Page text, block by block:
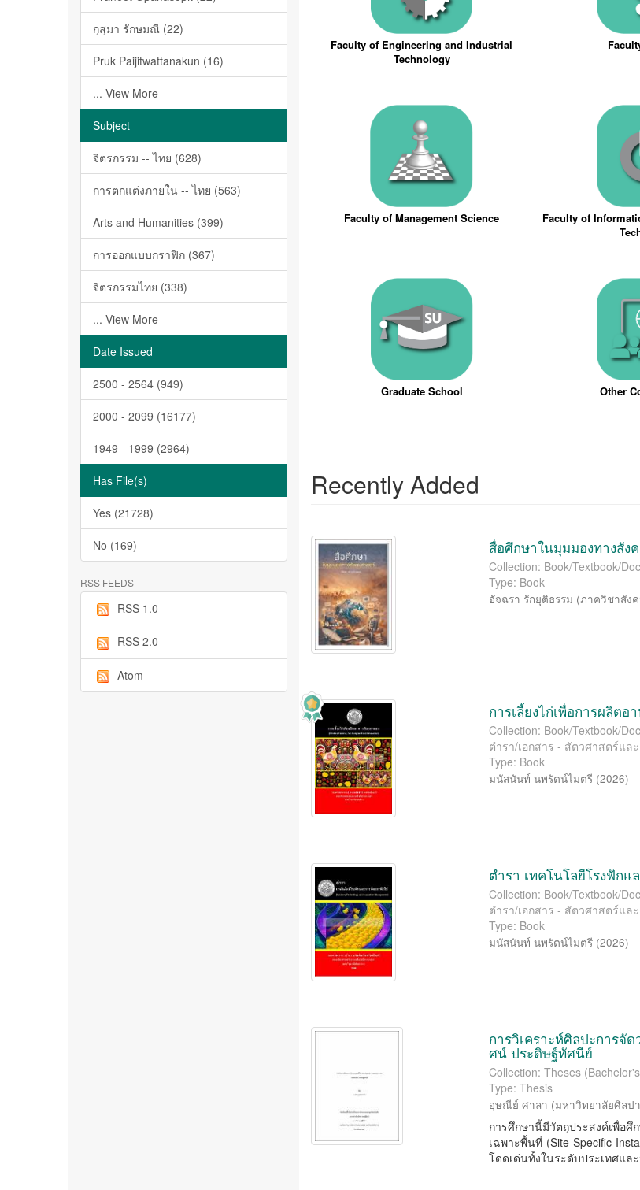
กุสุมา รักษมณี (22)
Pruk Paijitwattanakun (16)
... View More
Subject
จิตรกรรม -- ไทย (628)
การตกแต่งภายใน -- ไทย (563)
Arts and Humanities (399)
การออกแบบกราฟิก (367)
จิตรกรรมไทย (338)
... View More
Date Issued
2500 - 2564 (949)
2000 - 2099 (16177)
1949 - 1999 (2964)
Has File(s)
Yes (21728)
No (169)
RSS FEEDS
RSS 1.0
RSS 2.0
Atom
Faculty of Engineering and Industrial
Technology
Faculty of Management Science
Faculty of
Graduate School Other
Recently Added
สื่อศึกษาในมุมมองทางสัง
Collection: Book/Textbook/
Type: Book
อัจฉรา รักยุติธรรม (ภาควิชาสัง
การเลี้ยงไก่เพื่อการผลิตอ
Collection: Book/Textbook/
ตำรา/เอกสาร - สัตวศาสตร์แล
Type: Book
มนัสนันท์ นพรัตน์ไมตรี (2026)
ตำรา เทคโนโลยีโรงฟักแ
Collection: Book/Textbook/
ตำรา/เอกสาร - สัตวศาสตร์แล
Type: Book
มนัสนันท์ นพรัตน์ไมตรี (2026)
การวิเคราะห์ศิลปะการจั
ศน์ ประดิษฐ์ทัศนีย์
Collection: Theses
Type: Thesis
อุษณีย์ ศาลา (มหาวิทยาลัยศิลป
การศึกษานี้มีวัตถุประสงค์เพื่อ
เฉพาะพื้นที่ (Site-Speciﬁc
โดดเด่นทั้งในระดับประเทศแล